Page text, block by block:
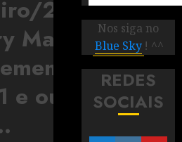
2025:
Magic”
e outras
Nos siga no
Blue Sky ! ^^
REDES
SOCIAIS